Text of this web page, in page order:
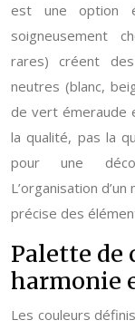
est une option
soigneusement
rares) créent
neutres (blanc,
de vert émeraude
la qualité, pas la
pour une
L’organisation
précise des
Palette de
harmonie
Les couleurs